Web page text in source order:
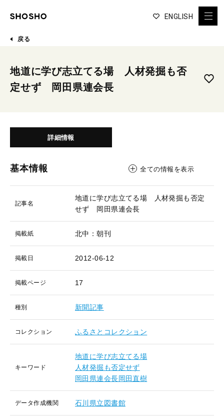
ENGLISH
戻る
地道に学び志立てる場 人材発掘も否
定せず 岡田県連会長
詳細情報
基本情報 全ての情報を表示
記事名
地道に学び志立てる場 人材発掘も否定
せず 岡田県連会長
掲載紙 北中：朝刊
掲載日 2012-06-12
掲載ページ 17
種別 新聞記事
コレクション ふるさとコレクション
キーワード
地道に学び志立てる場
人材発掘も否定せず
岡田県連会長岡田直樹
データ作成機関 石川県立図書館